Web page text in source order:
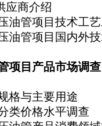
商介绍
管项目技术工艺
管项目国内外技
项目产品市场调查
与主要用途
价格水平调查